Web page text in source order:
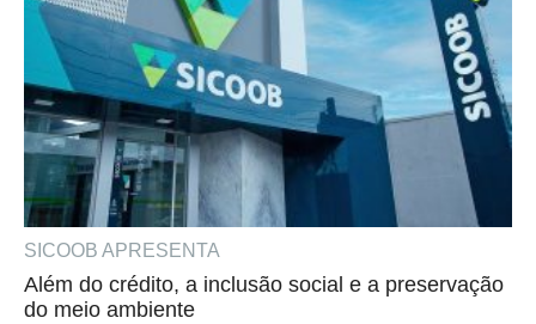
SICOOB APRESENTA
Além do crédito, a inclusão social e a preservação
do meio ambiente